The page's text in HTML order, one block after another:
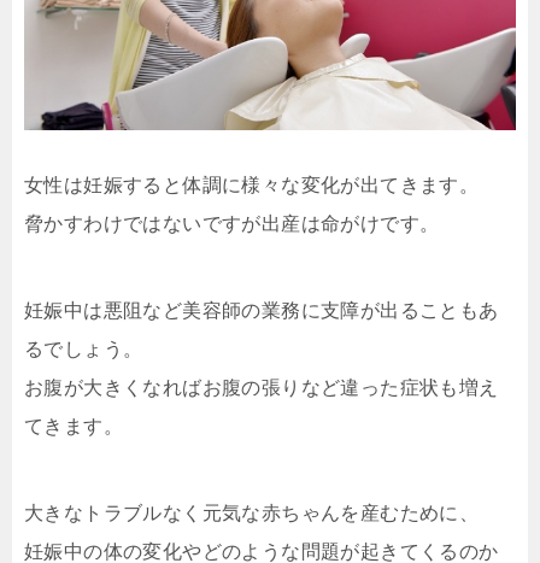
女性は妊娠すると体調に様々な変化が出てきます。
脅かすわけではないですが出産は命がけです。
妊娠中は悪阻など美容師の業務に支障が出ることもあ
るでしょう。
お腹が大きくなればお腹の張りなど違った症状も増え
てきます。
大きなトラブルなく元気な赤ちゃんを産むために、
妊娠中の体の変化やどのような問題が起きてくるのか